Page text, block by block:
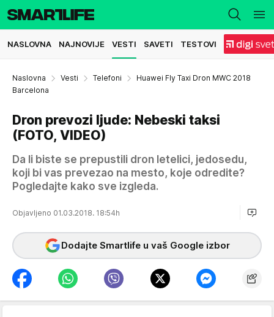
NASLOVNA NAJNOVIJE VESTI SAVETI TESTOVI
Naslovna Vesti Telefoni
Huawei Fly Taxi Dron MWC 2018
Barcelona
Dron prevozi ljude: Nebeski taksi
(FOTO, VIDEO)
Da li biste se prepustili dron letelici, jedosedu,
koji bi vas prevezao na mesto, koje odredite?
Pogledajte kako sve izgleda.
Objavljeno 01.03.2018. 18:54h
Dodajte Smartlife u vaš Google izbor